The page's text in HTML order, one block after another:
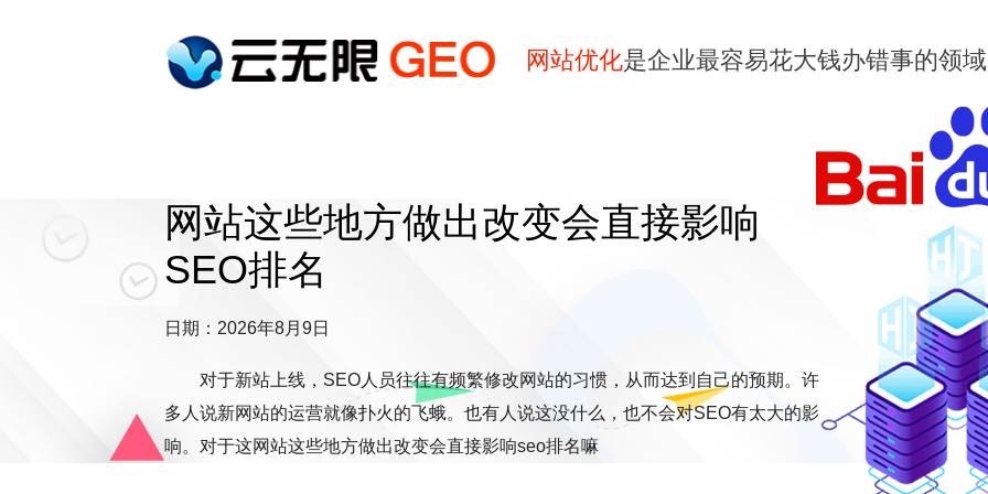
网站优化是企业最容易花大钱办错事的领域
网站这些地方做出改变会直接影响
SEO排名
日期：2026年8月9日
对于新站上线，SEO人员往往有频繁修改网站的习惯，从而达到自己的预期。许
多人说新网站的运营就像扑火的飞蛾。也有人说这没什么，也不会对SEO有太大的影
响。对于这网站这些地方做出改变会直接影响seo排名嘛